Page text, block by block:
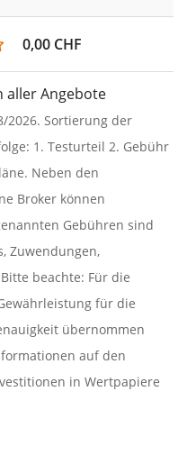
0,00 CHF
aller Angebote
2026. Sortierung der
1. Testurteil 2. Gebühr
Neben den
Broker können
Gebühren sind
Zuwendungen,
beachte: Für die
für die
übernommen
auf den
in Wertpapiere